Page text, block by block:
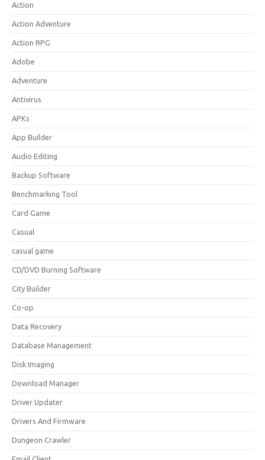
Action
Action Adventure
Action RPG
Adobe
Adventure
Antivirus
APKs
App Builder
Audio Editing
Backup Software
Benchmarking Tool
Card Game
Casual
casual game
CD/DVD Burning Software
City Builder
Co-op
Data Recovery
Database Management
Disk Imaging
Download Manager
Driver Updater
Drivers And Firmware
Dungeon Crawler